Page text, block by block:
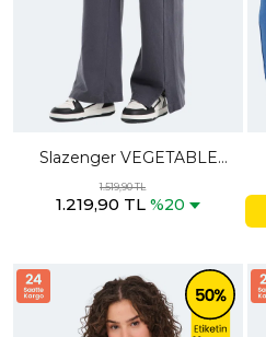
Slazenger VEGETABLE
Kadın Koyu Gri Eşofman
Altı
1.519,90 TL
1.219,90 TL %20